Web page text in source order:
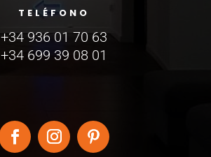
TELÉFONO
+34 936 01 70 63
+34 699 39 08 01